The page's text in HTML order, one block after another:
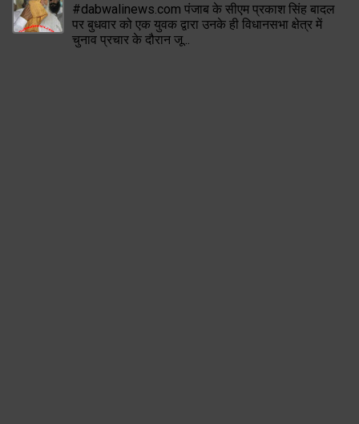
#dabwalinews.com पंजाब के सीएम प्रकाश सिंह बादल
पर बुधवार को एक युवक द्वारा उनके ही विधानसभा क्षेत्र में
चुनाव प्रचार के दौरान जू...